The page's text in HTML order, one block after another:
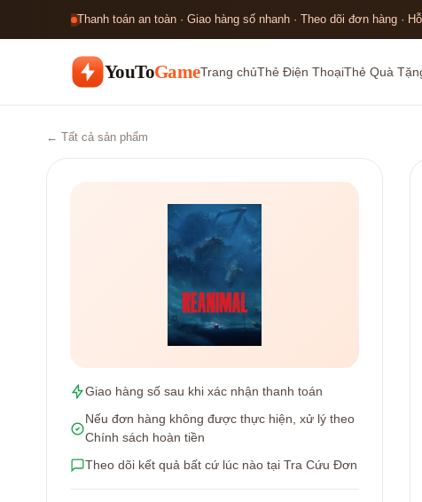
Thanh toán an toàn · Giao hàng số nhanh · Theo dõi đơn hàng ·
YouToGameTrang chủThẻ Điện ThoạiThẻ Quà
← Tất cả sản phẩm
Giao hàng số sau khi xác nhận thanh toán
Nếu đơn hàng không được thực hiện, xử lý theo
Chính sách hoàn tiền
Theo dõi kết quả bất cứ lúc nào tại Tra Cứu Đơn